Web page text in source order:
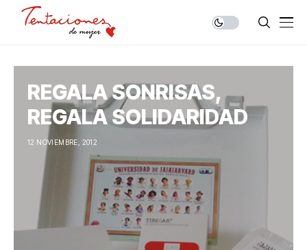
REGALA SONRISAS,
REGALA SOLIDARIDAD
12 NOVIEMBRE, 2012